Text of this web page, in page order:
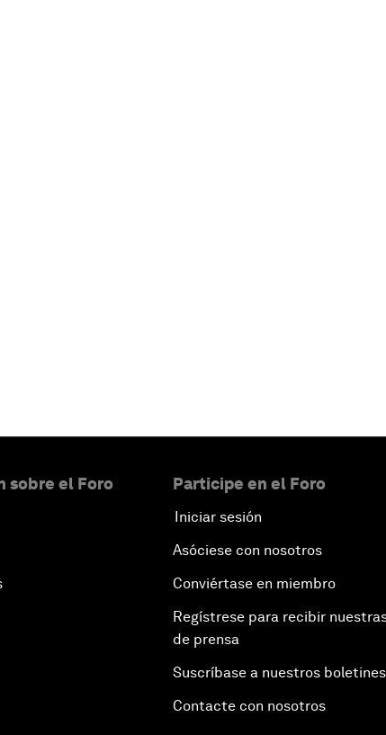
sobre el Foro Participe en el Foro
Iniciar sesión
Asóciese con nosotros
Conviértase en miembro
Regístrese para recibir
de prensa
Suscríbase a nuestros boletines
Contacte con nosotros